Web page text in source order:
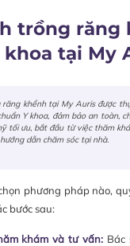
trồng răng
khoa tại My
khểnh tại My Auris được
Y khoa, đảm bảo an toàn,
tối ưu, bắt đầu từ việc thăm
dẫn chăm sóc tại nhà.
phương pháp nào,
bước sau:
khám và tư vấn:Bác